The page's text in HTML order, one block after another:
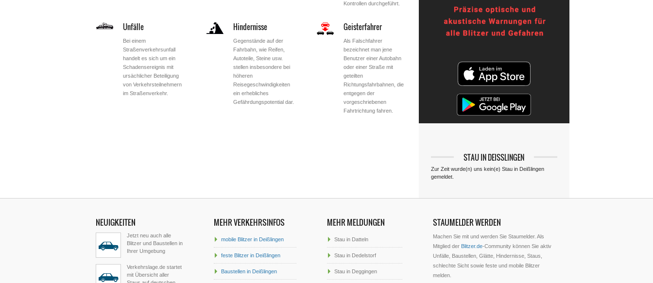
Kontrollen durchgeführt.
Unfälle
Bei einem
Straßenverkehrsunfall
handelt es sich um ein
Schadensereignis mit
ursächlicher Beteiligung
von Verkehrsteilnehmern
im Straßenverkehr.
Hindernisse
Gegenstände auf der
Fahrbahn, wie Reifen,
Autoteile, Steine usw.
stellen insbesondere bei
höheren
Reisegeschwindigkeiten
ein erhebliches
Gefährdungspotential dar.
Geisterfahrer
Als Falschfahrer
bezeichnet man jene
Benutzer einer Autobahn
oder einer Straße mit
geteilten
Richtungsfahrbahnen, die
entgegen der
vorgeschriebenen
Fahrtrichtung fahren.
STAU IN DEISSLINGEN
Zur Zeit wurde(n) uns kein(e) Stau in Deißlingen
gemeldet.
NEUIGKEITEN
Jetzt neu auch alle
Blitzer und Baustellen in
Ihrer Umgebung
Verkehrslage.de startet
mit Übersicht aller
MEHR VERKEHRSINFOS
mobile Blitzer in Deißlingen
feste Blitzer in Deißlingen
Baustellen in Deißlingen
MEHR MELDUNGEN
Stau in Datteln
Stau in Dedelstorf
Stau in Deggingen
STAUMELDER WERDEN
Machen Sie mit und werden Sie Staumelder. Als
Mitglied der Blitzer.de-Community können Sie aktiv
Unfälle, Baustellen, Glätte, Hindernisse, Staus,
schlechte Sicht sowie feste und mobile Blitzer
melden.